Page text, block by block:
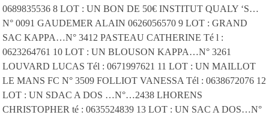
0689835536 8 LOT : UN BON DE 50€ INSTITUT QUALY ‘S…
N° 0091 GAUDEMER ALAIN 0626056570 9 LOT : GRAND
SAC KAPPA…N° 3412 PASTEAU CATHERINE Té l :
0623264761 10 LOT : UN BLOUSON KAPPA…N° 3261
LOUVARD LUCAS Tél : 0671997621 11 LOT : UN MAILLOT
LE MANS FC N° 3509 FOLLIOT VANESSA Tél : 0638672076 12
LOT : UN SDAC A DOS …N°…2438 LHORENS
CHRISTOPHER té : 0635524839 13 LOT : UN SAC A DOS…N°